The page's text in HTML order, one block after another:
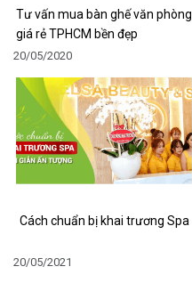
Tư vấn mua bàn ghế văn phòng
giá rẻ TPHCM bền đẹp
20/05/2020
Cách chuẩn bị khai trương Spa
20/05/2021